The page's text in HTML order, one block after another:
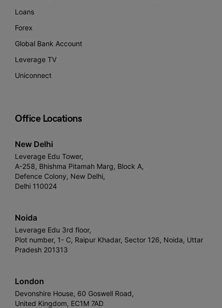
Loans
Forex
Global Bank Account
Leverage TV
Uniconnect
Office Locations
New Delhi
Leverage Edu Tower,
A-258, Bhishma Pitamah Marg, Block A,
Defence Colony, New Delhi,
Delhi 110024
Noida
Leverage Edu 3rd floor,
Plot number, 1- C, Raipur Khadar, Sector 126, Noida, Uttar
Pradesh 201313
London
Devonshire House, 60 Goswell Road,
United Kingdom, EC1M 7AD